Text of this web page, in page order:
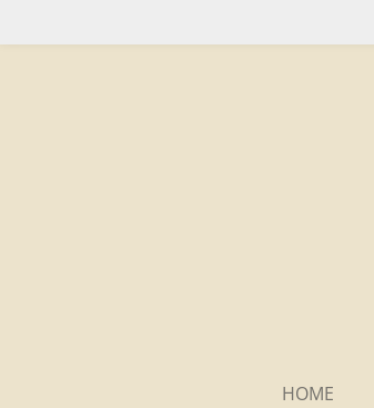
direct
HOME